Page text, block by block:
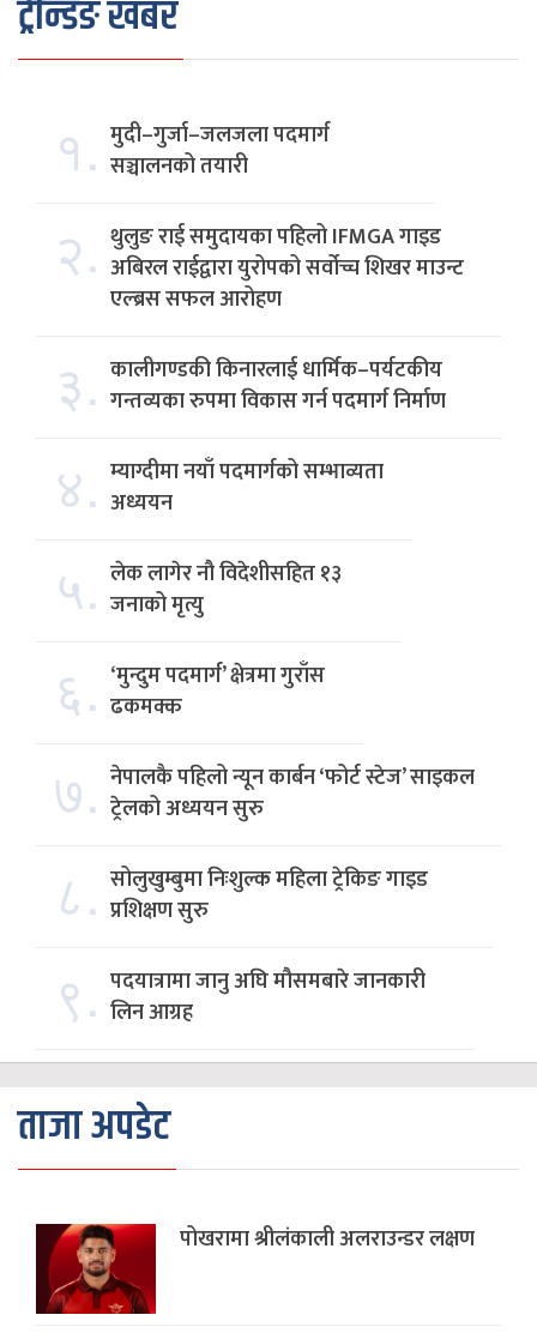
ट्रेन्डिङ खबर
१. मुदी–गुर्जा–जलजला पदमार्ग
सञ्चालनको तयारी
२. थुलुङ राई समुदायका पहिलो IFMGA गाइड
अबिरल राईद्वारा युरोपको सर्वोच्च शिखर माउन्ट
एल्ब्रस सफल आरोहण
३. कालीगण्डकी किनारलाई धार्मिक–पर्यटकीय
गन्तव्यका रुपमा विकास गर्न पदमार्ग निर्माण
४. म्याग्दीमा नयाँ पदमार्गको सम्भाव्यता
अध्ययन
५. लेक लागेर नौ विदेशीसहित १३
जनाको मृत्यु
६. ‘मुन्दुम पदमार्ग’ क्षेत्रमा गुराँस
ढकमक्क
७. नेपालकै पहिलो न्यून कार्बन ‘फोर्ट स्टेज’ साइकल
ट्रेलको अध्ययन सुरु
८. सोलुखुम्बुमा निःशुल्क महिला ट्रेकिङ गाइड
प्रशिक्षण सुरु
९. पदयात्रामा जानु अघि मौसमबारे जानकारी
लिन आग्रह
ताजा अपडेट
पोखरामा श्रीलंकाली अलराउन्डर लक्षण